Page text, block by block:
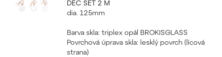
DEC SET 2 M
dia. 125mm
Barva skla: triplex opál BROKISGLASS
Povrchová úprava skla: lesklý povrch (lícová
strana)